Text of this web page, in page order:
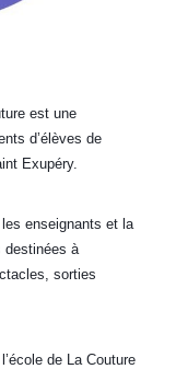
est une
d’élèves de
Exupéry.
les enseignants et la
destinées à
sorties
de La Couture